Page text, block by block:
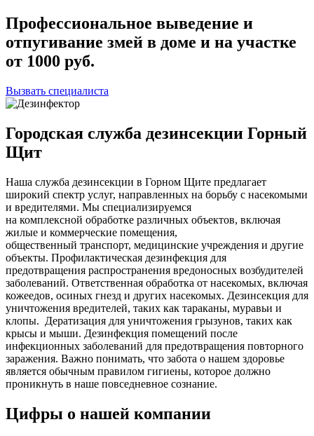
Профессиональное выведение и
отпугивание змей в доме и на участке
от 1000 руб.
Вызвать специалиста
Городская служба дезинсекции Горный
Щит
Наша служба дезинсекции в Горном Щите предлагает
широкий спектр услуг, направленных на борьбу с насекомыми
и вредителями. Мы специализируемся
на комплексной обработке различных объектов, включая
жилые и коммерческие помещения,
общественный транспорт, медицинские учреждения и другие
объекты. Профилактическая дезинфекция для
предотвращения распространения вредоносных возбудителей
заболеваний. Ответственная обработка от насекомых, включая
кожеедов, осиных гнезд и других насекомых. Дезинсекция для
уничтожения вредителей, таких как тараканы, муравьи и
клопы. Дератизация для уничтожения грызунов, таких как
крысы и мыши. Дезинфекция помещений после
инфекционных заболеваний для предотвращения повторного
заражения. Важно понимать, что забота о нашем здоровье
является обычным правилом гигиены, которое должно
проникнуть в наше повседневное сознание.
Цифры о нашей компании